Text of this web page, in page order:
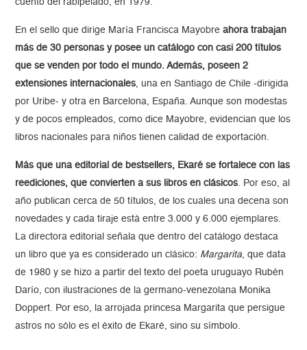
cuento del rabipelado, en 1979.
En el sello que dirige María Francisca Mayobre ahora trabajan
más de 30 personas y posee un catálogo con casi 200 títulos
que se venden por todo el mundo. Además, poseen 2
extensiones internacionales, una en Santiago de Chile -dirigida
por Uribe- y otra en Barcelona, España. Aunque son modestas
y de pocos empleados, como dice Mayobre, evidencian que los
libros nacionales para niños tienen calidad de exportación.
Más que una editorial de bestsellers, Ekaré se fortalece con las
reediciones, que convierten a sus libros en clásicos. Por eso, al
año publican cerca de 50 títulos, de los cuales una decena son
novedades y cada tiraje está entre 3.000 y 6.000 ejemplares.
La directora editorial señala que dentro del catálogo destaca
un libro que ya es considerado un clásico: Margarita, que data
de 1980 y se hizo a partir del texto del poeta uruguayo Rubén
Darío, con ilustraciones de la germano-venezolana Monika
Doppert. Por eso, la arrojada princesa Margarita que persigue
astros no sólo es el éxito de Ekaré, sino su símbolo.